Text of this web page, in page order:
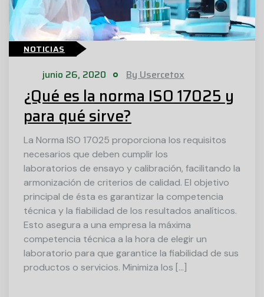
NOTICIAS
junio 26, 2020 By Usercetox
¿Qué es la norma ISO 17025 y
para qué sirve?
La Norma ISO 17025 proporciona los requisitos
necesarios que deben cumplir los
laboratorios de ensayo y calibración, facilitando la
armonización de criterios de calidad. El objetivo
principal de ésta es garantizar la competencia
técnica y la fiabilidad de los resultados analíticos.
Esto asegura a una empresa la máxima
competencia técnica a la hora de elegir un
laboratorio para que garantice la fiabilidad de sus
productos o servicios. Minimiza los […]